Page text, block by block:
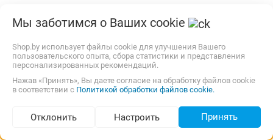
Подбор по параметрам (512)
Мы заботимся о Ваших cookie
Shop.by использует файлы cookie для улучшения Вашего
пользовательского опыта, сбора статистики и представления
персонализированных рекомендаций.
Нажав «Принять», Вы даете согласие на обработку файлов cookie
в соответствии с Политикой обработки файлов cookie.
Отклонить Настроить Принять